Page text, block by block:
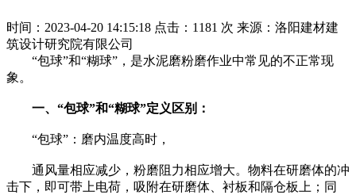
时间：2023-04-20 14:15:18 点击：1181 次 来源：洛阳建材建
筑设计研究院有限公司
“包球”和“糊球”，是水泥磨粉磨作业中常见的不正常现
象。
一、“包球”和“糊球”定义区别：
“包球”：磨内温度高时，
通风量相应减少，粉磨阻力相应增大。物料在研磨体的冲
击下，即可带上电荷，吸附在研磨体、衬板和隔仓板上；同